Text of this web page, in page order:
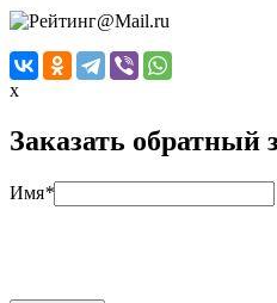
x
Заказать обратный
Имя*